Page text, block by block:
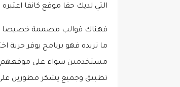
التي لديك حقا موقع كانفا
فهناك قوالب مصممة خصيصا
ما تريده فهو برنامج يوفر حرية
تطبيق وجميع يشكر مطورين